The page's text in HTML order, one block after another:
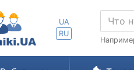
UA
RU